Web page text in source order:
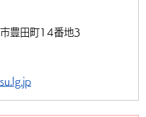
豊田町14番地3